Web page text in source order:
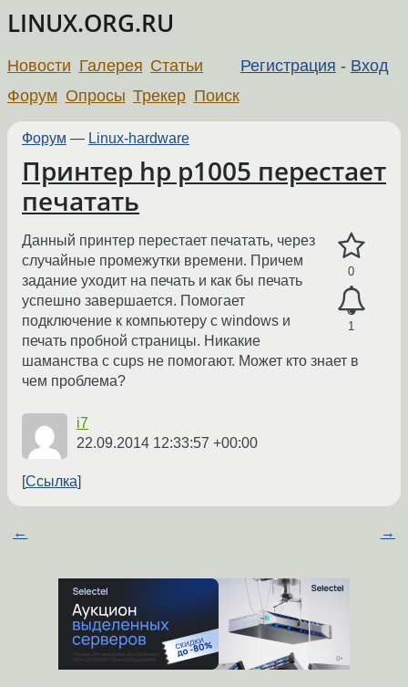
LINUX.ORG.RU
Регистрация - Вход
Новости Галерея Статьи
Форум Опросы Трекер Поиск
Форум — Linux-hardware
Принтер hp p1005 перестает
печатать
0
1
Данный принтер перестает печатать, через
случайные промежутки времени. Причем
задание уходит на печать и как бы печать
успешно завершается. Помогает
подключение к компьютеру с windows и
печать пробной страницы. Никакие
шаманства с cups не помогают. Может кто знает в
чем проблема?
i7
22.09.2014 12:33:57 +00:00
Ссылка
← →